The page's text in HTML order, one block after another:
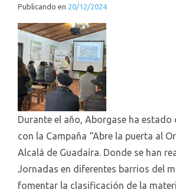
Publicando en 20/12/2024
Durante el año, Aborgase ha
con la Campaña “Abre la puerta al
Alcalá de Guadaíra. Donde se han
Jornadas en diferentes barrios del
fomentar la clasificación de la